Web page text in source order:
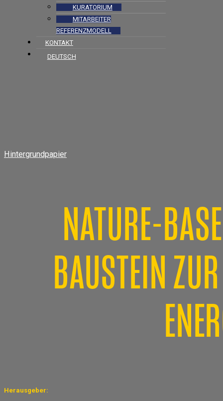
KURATORIUM
MITARBEITER
REFERENZMODELL
KONTAKT
DEUTSCH
Hintergrundpapier
NATURE-
BAUSTEIN
Herausgeber: